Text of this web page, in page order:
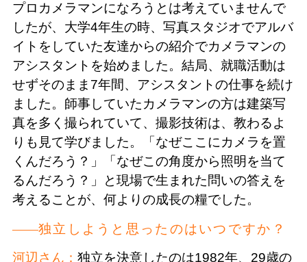
プロカメラマンになろうとは考えていませんで
したが、大学4年生の時、写真スタジオでアルバ
イトをしていた友達からの紹介でカメラマンの
アシスタントを始めました。結局、就職活動は
せずそのまま7年間、アシスタントの仕事を続け
ました。師事していたカメラマンの方は建築写
真を多く撮られていて、撮影技術は、教わるよ
りも見て学びました。「なぜここにカメラを置
くんだろう？」「なぜこの角度から照明を当て
るんだろう？」と現場で生まれた問いの答えを
考えることが、何よりの成長の糧でした。
独立しようと思ったのはいつですか？
河辺さん： 独立を決意したのは1982年、29歳の